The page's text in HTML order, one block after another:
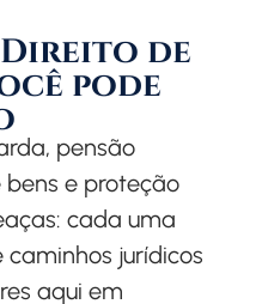
de
pode
pensão
e proteção
cada uma
caminhos jurídicos
aqui em